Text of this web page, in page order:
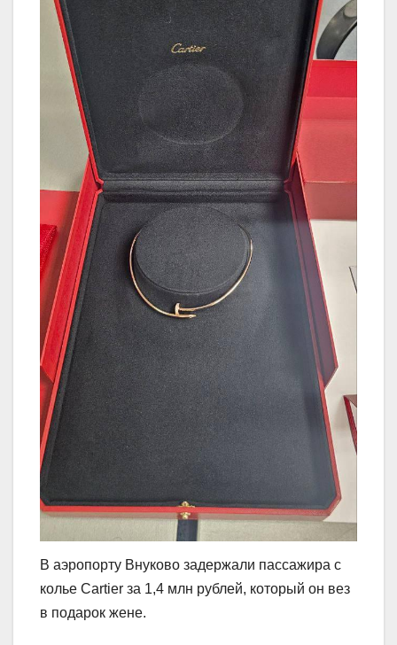
В аэропорту Внуково задержали пассажира с
колье Cartier за 1,4 млн рублей, который он вез
в подарок жене.